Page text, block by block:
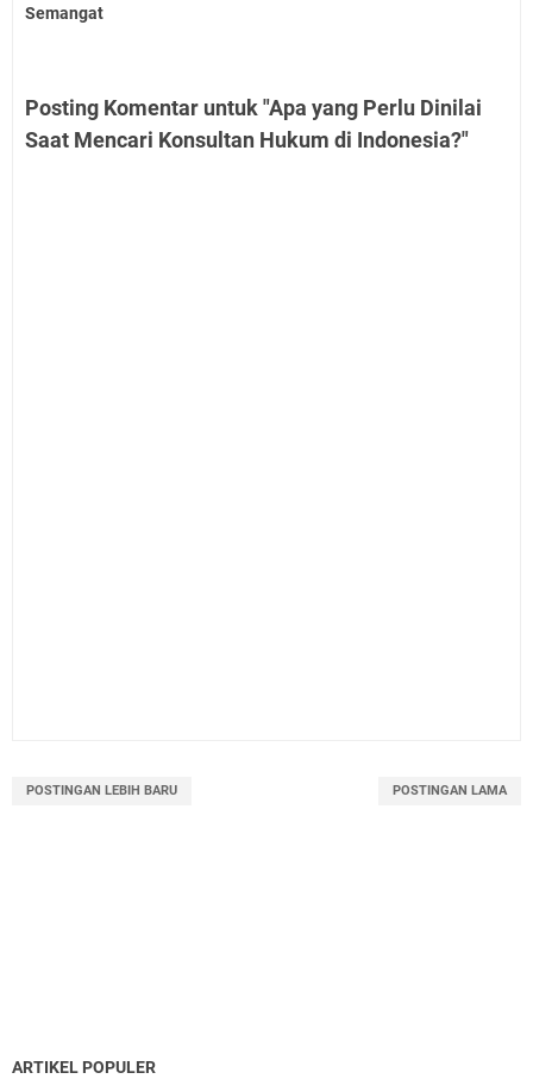
Semangat
Posting Komentar untuk "Apa yang Perlu Dinilai
Saat Mencari Konsultan Hukum di Indonesia?"
POSTINGAN LEBIH BARU POSTINGAN LAMA
ARTIKEL POPULER